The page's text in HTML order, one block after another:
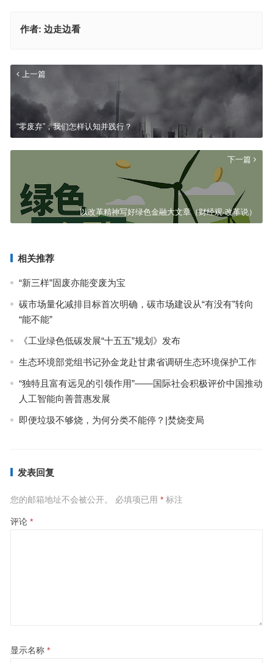
作者: 边走边看
上一篇
“零废弃”，我们怎样认知并践行？
下一篇
以改革精神写好绿色金融大文章（财经观·改革说）
相关推荐
“新三样”固废亦能变废为宝
碳市场量化减排目标首次明确，碳市场建设从“有没有”转向
“能不能”
《工业绿色低碳发展“十五五”规划》发布
生态环境部党组书记孙金龙赴甘肃省调研生态环境保护工作
“独特且富有远见的引领作用”——国际社会积极评价中国推动
人工智能向善普惠发展
即便垃圾不够烧，为何分类不能停？|焚烧变局
发表回复
您的邮箱地址不会被公开。 必填项已用 *标注
评论 *
显示名称 *